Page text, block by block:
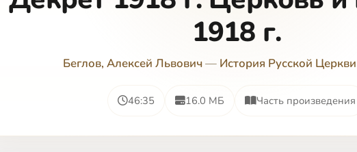
1918 г.
Беглов, Алексей Львович— История Русской
46:35 16.0 МБ Часть произведения